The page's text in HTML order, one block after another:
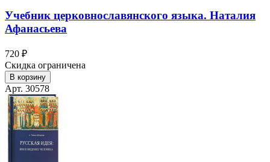
Учебник церковнославянского языка. Наталия
Афанасьева
720 ₽
Скидка ограничена
В корзину
Арт. 30578